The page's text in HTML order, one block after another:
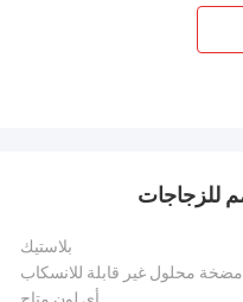
بلاستيك
مضخة محلول غير قابلة للانسكاب